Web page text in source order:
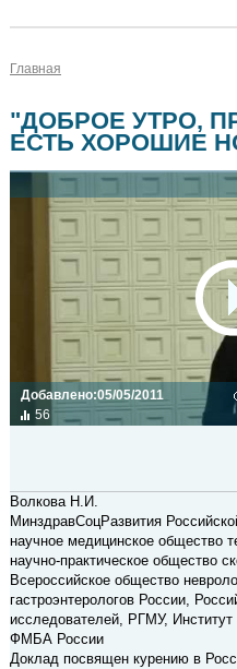
Главная
"ДОБРОЕ УТРО,
ЕСТЬ ХОРОШИЕ
Добавлено:05/05/2011
56
Волкова Н.И.
МинздравСоцРазвития
научное медицинское общество
научно-практическое общество
Всероссийское общество
гастроэнтерологов России,
исследователей, РГМУ,
ФМБА России
Доклад посвящен курению в